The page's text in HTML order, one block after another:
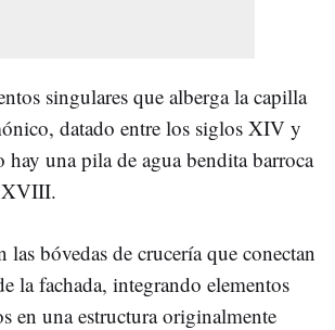
singulares que alberga la capilla
datado entre los siglos XIV y
una pila de agua bendita barroca
las bóvedas de crucería que conectan
la fachada, integrando elementos
en una estructura originalmente